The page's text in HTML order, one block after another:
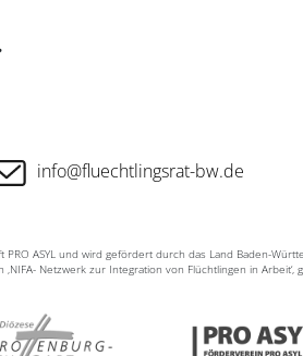
info@fluechtlingsrat-bw.de
ASYL und wird gefördert durch das Land Baden-
Netzwerk zur Integration von Flüchtlingen in